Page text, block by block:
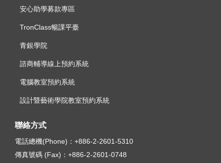
安心助學募款專區
TronClass暢課平臺
青銀學院
諮商輔導線上預約系統
電腦教室預約系統
設計暨藝術學院教室預約系統
聯絡方式
電話總機(Phone)： +886-2-2601-5310
傳真號碼 (Fax)： +886-2-2601-0748